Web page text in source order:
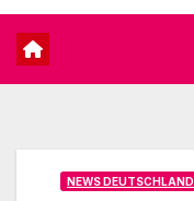
NEWS DEUTSCHLAND